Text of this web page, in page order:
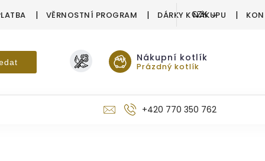
VĚRNOSTNÍ PROGRAM DÁRKY K NÁKUPU
CZK
Nákupní kotlík
Prázdný kotlík
+420 770 350 762